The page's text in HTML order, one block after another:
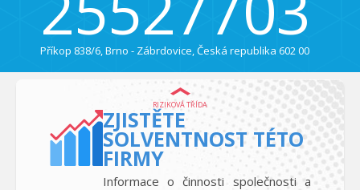
Příkop 838/6, Brno - Zábrdovice, Česká republika 602 00
RIZIKOVÁ TŘÍDA
ZJISTĚTE
SOLVENTNOST TÉTO
FIRMY
Informace o činnosti společnosti a